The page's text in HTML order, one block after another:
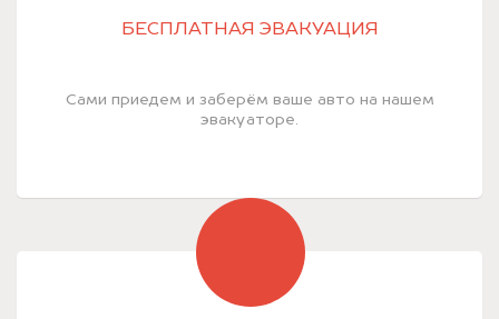
БЕСПЛАТНАЯ ЭВАКУАЦИЯ
Сами приедем и заберём ваше авто на нашем
эвакуаторе.